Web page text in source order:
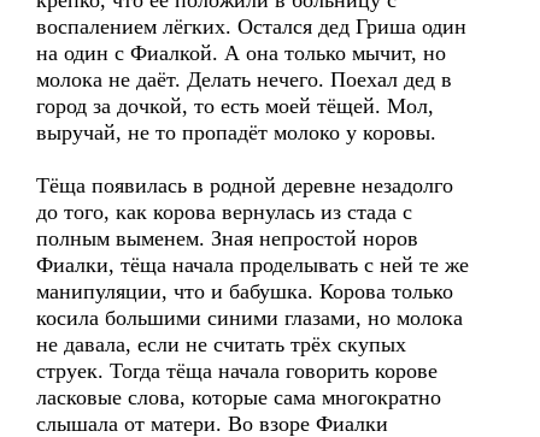
воспалением лёгких. Остался дед Гриша один
на один с Фиалкой. А она только мычит, но
молока не даёт. Делать нечего. Поехал дед в
город за дочкой, то есть моей тёщей. Мол,
выручай, не то пропадёт молоко у коровы.
Тёща появилась в родной деревне незадолго
до того, как корова вернулась из стада с
полным выменем. Зная непростой норов
Фиалки, тёща начала проделывать с ней те же
манипуляции, что и бабушка. Корова только
косила большими синими глазами, но молока
не давала, если не считать трёх скупых
струек. Тогда тёща начала говорить корове
ласковые слова, которые сама многократно
слышала от матери. Во взоре Фиалки